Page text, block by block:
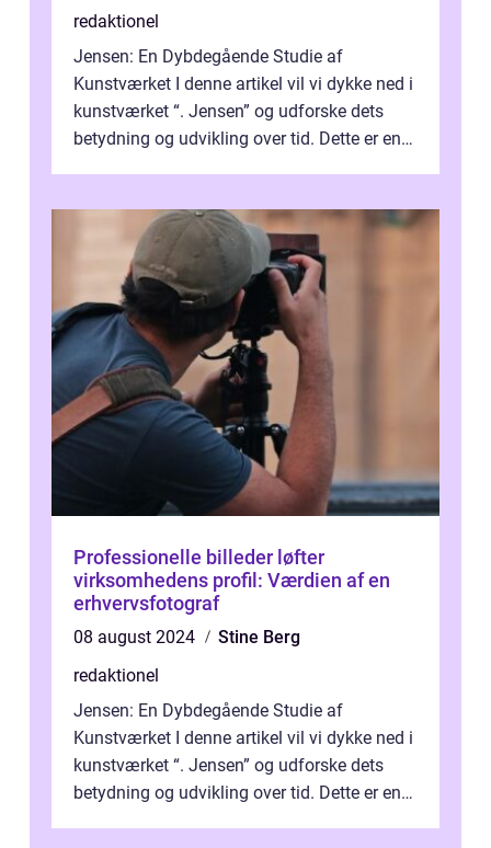
redaktionel
Jensen: En Dybdegående Studie af
Kunstværket I denne artikel vil vi dykke ned i
kunstværket “. Jensen” og udforske dets
betydning og udvikling over tid. Dette er en
Professionelle billeder løfter
virksomhedens profil: Værdien af en
erhvervsfotograf
08 august 2024
Stine Berg
redaktionel
Jensen: En Dybdegående Studie af
Kunstværket I denne artikel vil vi dykke ned i
kunstværket “. Jensen” og udforske dets
betydning og udvikling over tid. Dette er en